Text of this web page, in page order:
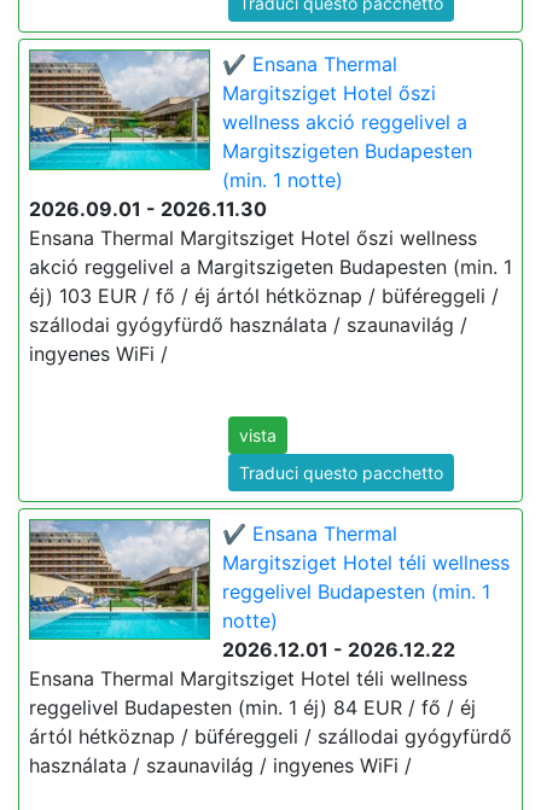
✔️ Ensana Thermal
Margitsziget Hotel őszi
wellness akció reggelivel a
Margitszigeten Budapesten
(min. 1 notte)
2026.09.01 - 2026.11.30
Ensana Thermal Margitsziget Hotel őszi wellness
akció reggelivel a Margitszigeten Budapesten (min. 1
éj) 103 EUR / fő / éj ártól hétköznap / büféreggeli /
szállodai gyógyfürdő használata / szaunavilág /
ingyenes WiFi /
vista
Traduci questo pacchetto
✔️ Ensana Thermal
Margitsziget Hotel téli wellness
reggelivel Budapesten (min. 1
notte)
2026.12.01 - 2026.12.22
Ensana Thermal Margitsziget Hotel téli wellness
reggelivel Budapesten (min. 1 éj) 84 EUR / fő / éj
ártól hétköznap / büféreggeli / szállodai gyógyfürdő
használata / szaunavilág / ingyenes WiFi /